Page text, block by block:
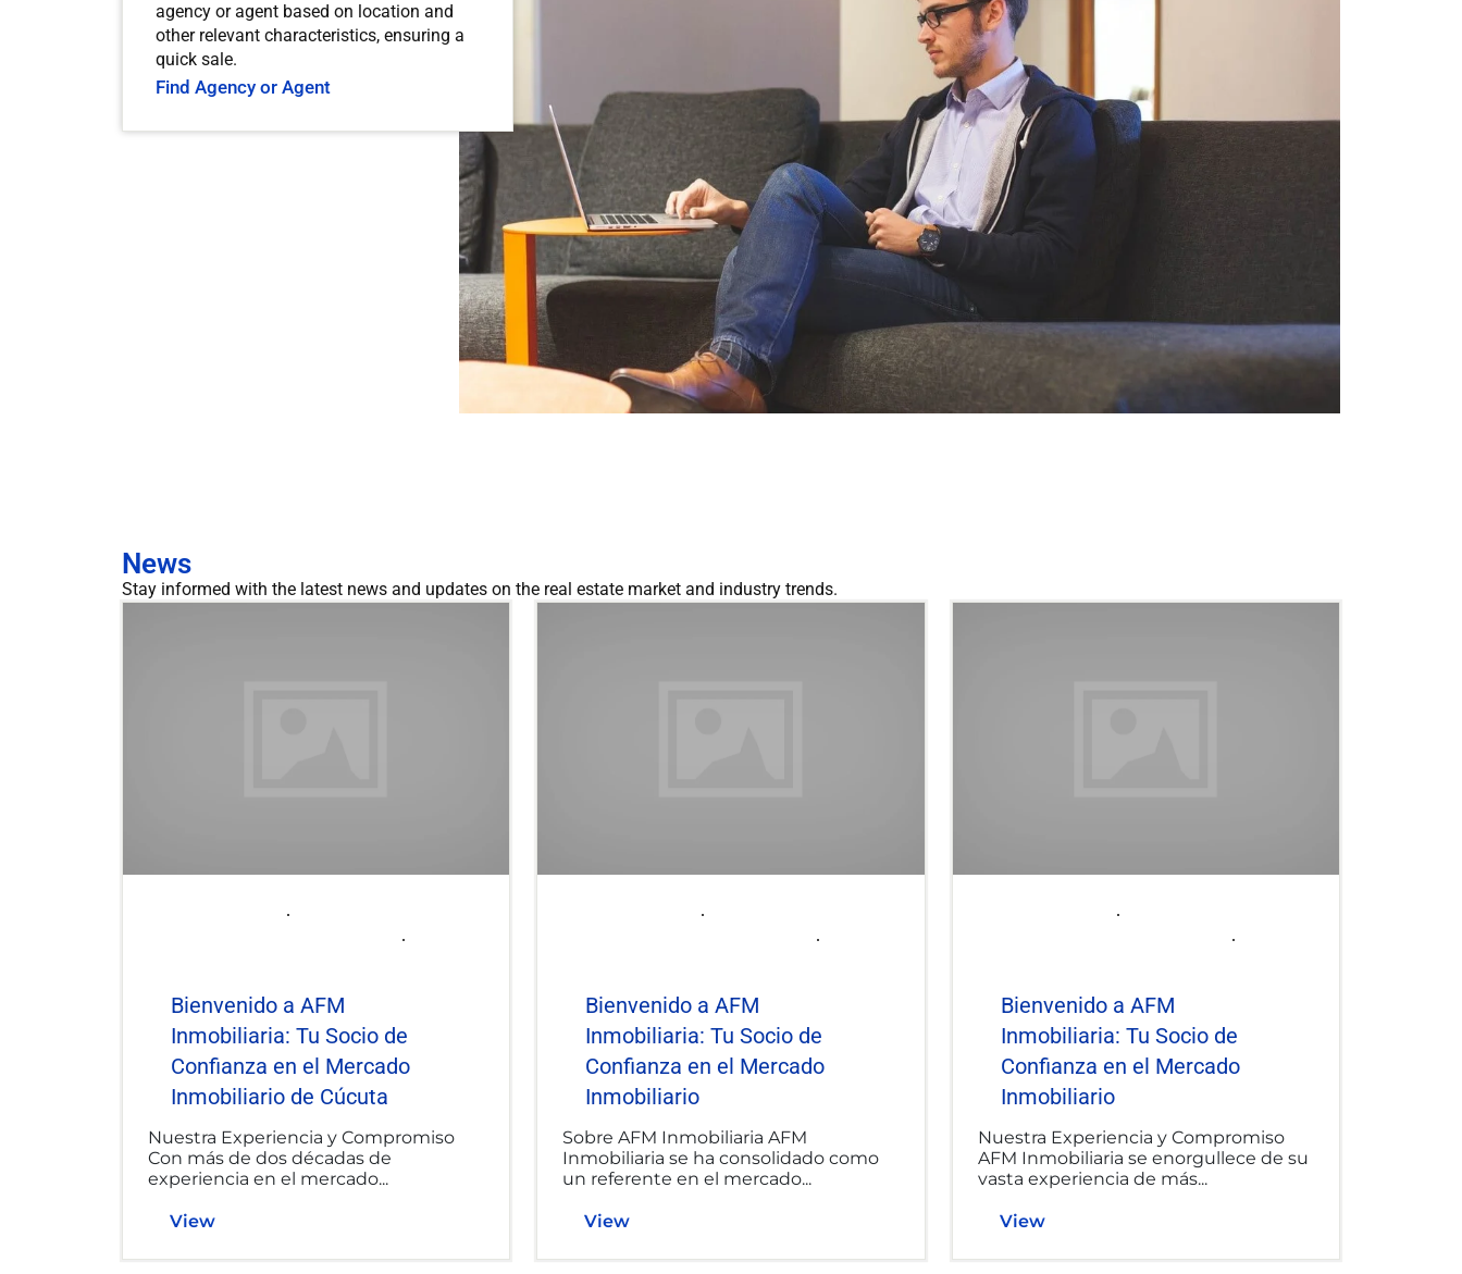
agency or agent based on location and
other relevant characteristics, ensuring a
quick sale.
Find Agency or Agent
News
Stay informed with the latest news and updates on the real estate market and industry trends.
Bienvenido a AFM
Inmobiliaria: Tu Socio de
Confianza en el Mercado
Inmobiliario de Cúcuta
Nuestra Experiencia y Compromiso
Con más de dos décadas de
experiencia en el mercado...
View
Bienvenido a AFM
Inmobiliaria: Tu Socio de
Confianza en el Mercado
Inmobiliario
Sobre AFM Inmobiliaria AFM
Inmobiliaria se ha consolidado como
un referente en el mercado...
View
Bienvenido a AFM
Inmobiliaria: Tu Socio de
Confianza en el Mercado
Inmobiliario
Nuestra Experiencia y Compromiso
AFM Inmobiliaria se enorgullece de su
vasta experiencia de más...
View